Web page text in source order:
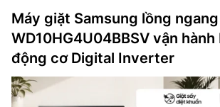
Máy giặt Samsung lồng ngang
WD10HG4U04BBSV vận
động cơ Digital Inverter